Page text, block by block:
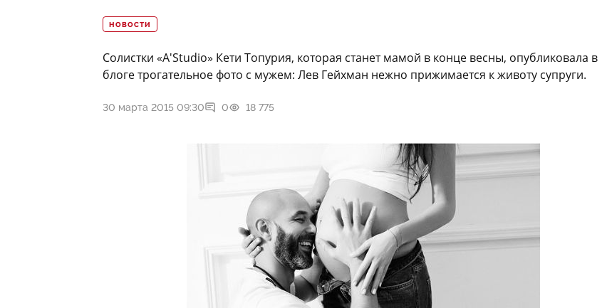
НОВОСТИ
Солистки «A'Studio» Кети Топурия, которая станет мамой в конце весны, опубликовала в
блоге трогательное фото с мужем: Лев Гейхман нежно прижимается к животу супруги.
30 марта 2015 09:30 0 18 775